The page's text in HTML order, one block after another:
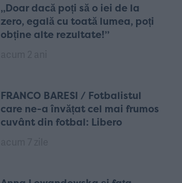
„Doar dacă poți să o iei de la
zero, egală cu toată lumea, poți
obține alte rezultate!”
FRANCO BARESI / Fotbalistul
care ne-a învățat cel mai frumos
cuvânt din fotbal: Libero